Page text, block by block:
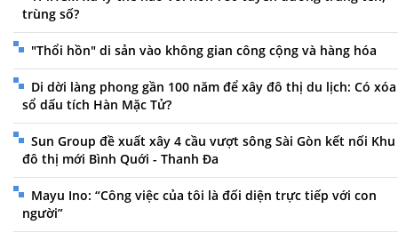
trùng số?
"Thổi hồn" di sản vào không gian công cộng và hàng hóa
Di dời làng phong gần 100 năm để xây đô thị du lịch: Có xóa
sổ dấu tích Hàn Mặc Tử?
Sun Group đề xuất xây 4 cầu vượt sông Sài Gòn kết nối Khu
đô thị mới Bình Quới - Thanh Đa
Mayu Ino: “Công việc của tôi là đối diện trực tiếp với con
người”